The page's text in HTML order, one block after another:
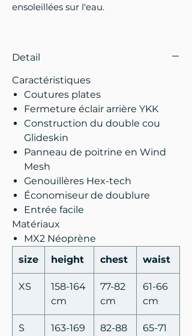
ensoleillées sur l'eau.
Detail
Caractéristiques
Coutures plates
Fermeture éclair arrière YKK
Construction du double cou
Glideskin
Panneau de poitrine en Wind
Mesh
Genouillères Hex-tech
Économiseur de doublure
Entrée facile
Matériaux
MX2 Néoprène
size
height chest waist
XS
158-164
cm
77-82
cm
61-66
cm
S
163-169
82-88
65-71